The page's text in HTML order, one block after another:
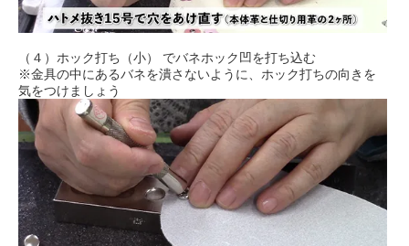
（４）ホック打ち（小） でバネホック凹を打ち込む
※金具の中にあるバネを潰さないように、ホック打ちの向きを
気をつけましょう